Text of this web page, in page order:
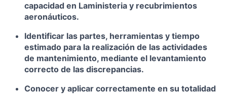
capacidad en Laministeria y recubrimientos
aeronáuticos.
Identificar las partes, herramientas y tiempo
estimado para la realización de las actividades
de mantenimiento, mediante el levantamiento
correcto de las discrepancias.
Conocer y aplicar correctamente en su totalidad